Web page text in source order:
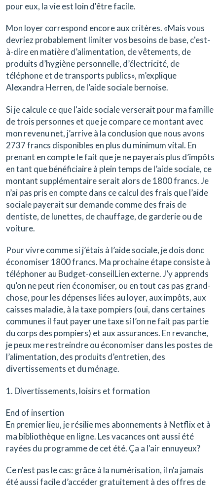
pour eux, la vie est loin d'être facile.
Mon loyer correspond encore aux critères. «Mais vous
devriez probablement limiter vos besoins de base, c'est-
à-dire en matière d’alimentation, de vêtements, de
produits d’hygiène personnelle, d’électricité, de
téléphone et de transports publics», m’explique
Alexandra Herren, de l’aide sociale bernoise.
Si je calcule ce que l'aide sociale verserait pour ma famille
de trois personnes et que je compare ce montant avec
mon revenu net, j’arrive à la conclusion que nous avons
2737 francs disponibles en plus du minimum vital. En
prenant en compte le fait que je ne payerais plus d’impôts
en tant que bénéficiaire à plein temps de l’aide sociale, ce
montant supplémentaire serait alors de 1800 francs. Je
n’ai pas pris en compte dans ce calcul des frais que l’aide
sociale payerait sur demande comme des frais de
dentiste, de lunettes, de chauffage, de garderie ou de
voiture.
Pour vivre comme si j’étais à l’aide sociale, je dois donc
économiser 1800 francs. Ma prochaine étape consiste à
téléphoner au Budget-conseilLien externe. J’y apprends
qu’on ne peut rien économiser, ou en tout cas pas grand-
chose, pour les dépenses liées au loyer, aux impôts, aux
caisses maladie, à la taxe pompiers (oui, dans certaines
communes il faut payer une taxe si l’on ne fait pas partie
du corps des pompiers) et aux assurances. En revanche,
je peux me restreindre ou économiser dans les postes de
l’alimentation, des produits d’entretien, des
divertissements et du ménage.
1. Divertissements, loisirs et formation
End of insertion
En premier lieu, je résilie mes abonnements à Netflix et à
ma bibliothèque en ligne. Les vacances ont aussi été
rayées du programme de cet été. Ça a l'air ennuyeux?
Ce n'est pas le cas: grâce à la numérisation, il n'a jamais
été aussi facile d’accéder gratuitement à des offres de